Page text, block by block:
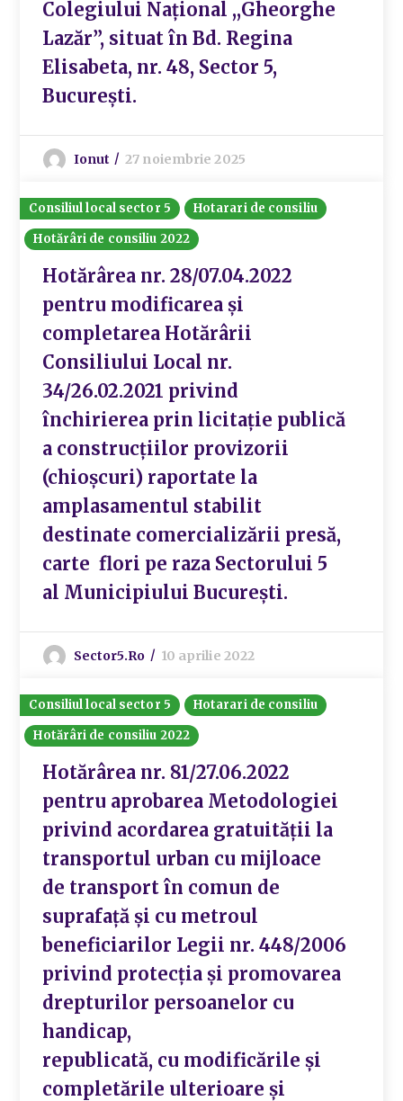
Colegiului Național ,,Gheorghe
Lazăr”, situat în Bd. Regina
Elisabeta, nr. 48, Sector 5,
București.
Ionut 27 noiembrie 2025
Consiliul local sector 5
Hotarari de consiliu
Hotărâri de consiliu 2022
Hotărârea nr. 28/07.04.2022
pentru modificarea și
completarea Hotărârii
Consiliului Local nr.
34/26.02.2021 privind
închirierea prin licitație publică
a construcțiilor provizorii
(chioșcuri) raportate la
amplasamentul stabilit
destinate comercializării presă,
carte flori pe raza Sectorului 5
al Municipiului București.
Sector5.ro 10 aprilie 2022
Consiliul local sector 5
Hotarari de consiliu
Hotărâri de consiliu 2022
Hotărârea nr. 81/27.06.2022
pentru aprobarea Metodologiei
privind acordarea gratuităţii la
transportul urban cu mijloace
de transport în comun de
suprafaţă şi cu metroul
beneficiarilor Legii nr. 448/2006
privind protecţia şi promovarea
drepturilor persoanelor cu
handicap,
republicată, cu modificările şi
completările ulterioare și